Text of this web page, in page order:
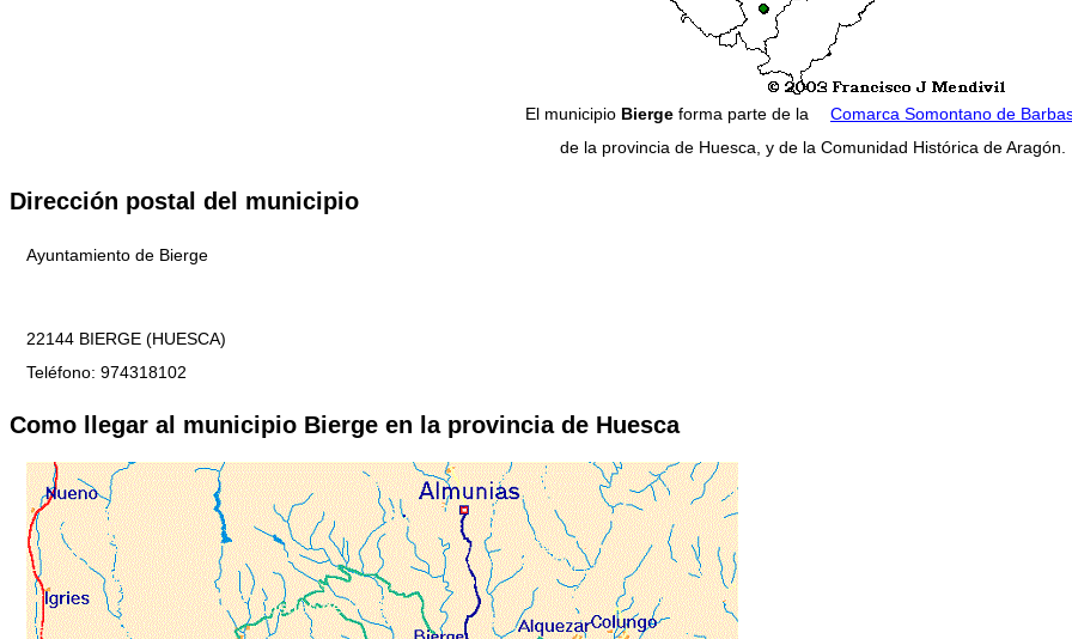
El municipio Bierge forma parte de la Comarca Somontano de
de la provincia de Huesca, y de la Comunidad Histórica de Aragón.
Dirección postal del municipio
Ayuntamiento de Bierge
22144 BIERGE (HUESCA)
Teléfono: 974318102
Como llegar al municipio Bierge en la provincia de Huesca